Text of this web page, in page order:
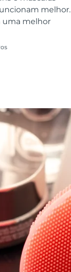
melhor.
uma melhor
Scalp
Gel